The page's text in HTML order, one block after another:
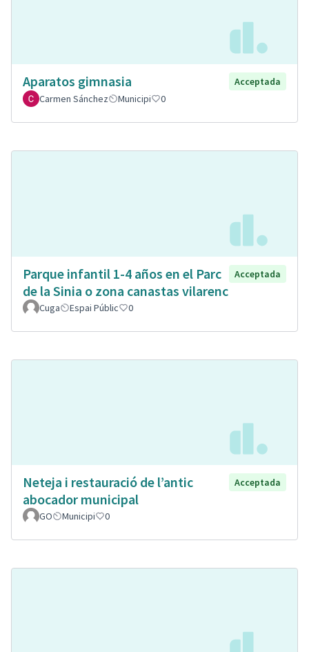
Aparatos gimnasia
Acceptada
Carmen Sánchez
Municipi 0
Parque infantil 1-4 años en el Parc
de la Sinia o zona canastas vilarenc
Acceptada
Cuga Espai Públic 0
Neteja i restauració de l’antic
abocador municipal
Acceptada
GO Municipi 0